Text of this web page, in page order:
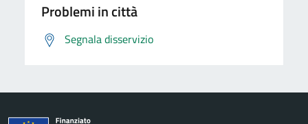
Problemi in città
Segnala disservizio